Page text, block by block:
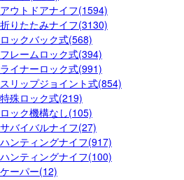
アウトドアナイフ(1594)
折りたたみナイフ(3130)
ロックバック式(568)
フレームロック式(394)
ライナーロック式(991)
スリップジョイント式(854)
特殊ロック式(219)
ロック機構なし(105)
サバイバルナイフ(27)
ハンティングナイフ(917)
ハンティングナイフ(100)
ケーパー(12)